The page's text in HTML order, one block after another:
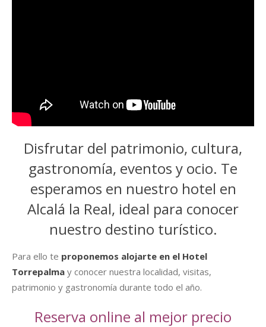
Disfrutar del patrimonio, cultura,
gastronomía, eventos y ocio. Te
esperamos en nuestro hotel en
Alcalá la Real, ideal para conocer
nuestro destino turístico.
Para ello te proponemos alojarte en el Hotel
Torrepalma y conocer nuestra localidad, visitas,
patrimonio y gastronomía durante todo el año.
Reserva online al mejor precio